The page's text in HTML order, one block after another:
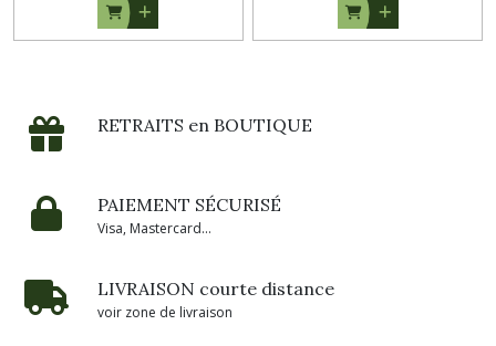
RETRAITS en BOUTIQUE
PAIEMENT SÉCURISÉ
Visa, Mastercard...
LIVRAISON courte distance
voir zone de livraison